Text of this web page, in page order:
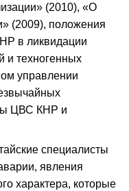
(2010), «О
(2009), положения
в ликвидации
и техногенных
управлении
ЦВС КНР и
специалисты
явления
характера, которые